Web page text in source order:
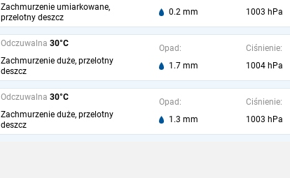
Zachmurzenie umiarkowane,
przelotny deszcz
0.2 mm
1003 hPa
Odczuwalna 30°C
Zachmurzenie duże, przelotny
deszcz
Opad:
1.7 mm
Ciśnienie:
1004 hPa
Odczuwalna 30°C
Zachmurzenie duże, przelotny
deszcz
Opad:
1.3 mm
Ciśnienie:
1003 hPa